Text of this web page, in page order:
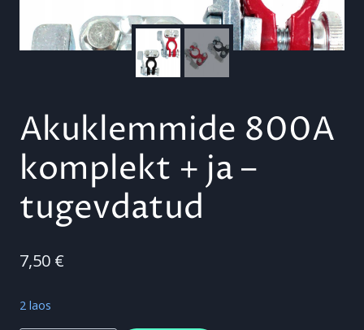
Akuklemmide 800A
komplekt + ja –
tugevdatud
7,50 €
2 laos